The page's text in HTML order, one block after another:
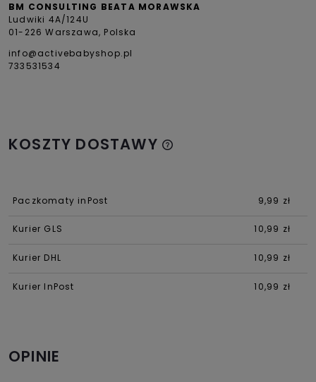
BM CONSULTING BEATA MORAWSKA
Ludwiki 4A/124U
01-226 Warszawa, Polska
info@activebabyshop.pl
733531534
KOSZTY DOSTAWY
Paczkomaty inPost 9,99 zł
Kurier GLS 10,99 zł
Kurier DHL 10,99 zł
Kurier InPost 10,99 zł
OPINIE